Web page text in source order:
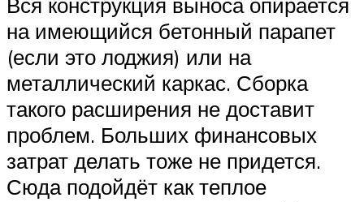
на имеющийся бетонный парапет
(если это лоджия) или на
металлический каркас. Сборка
такого расширения не доставит
проблем. Больших финансовых
затрат делать тоже не придется.
Сюда подойдёт как теплое